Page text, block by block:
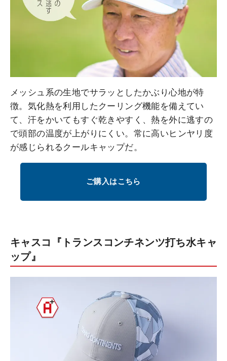
メッシュ系の生地でサラッとしたかぶり心地が特
徴。気化熱を利用したクーリング機能を備えてい
て、汗をかいてもすぐ乾きやすく、熱を外に逃すの
で頭部の温度が上がりにくい。常に高いヒンヤリ度
が感じられるクールキャップだ。
ご購入はこちら
キャスコ『トランスコンチネンツ打ち水キャ
ップ』